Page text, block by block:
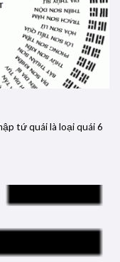
tứ quái là loại quái 6